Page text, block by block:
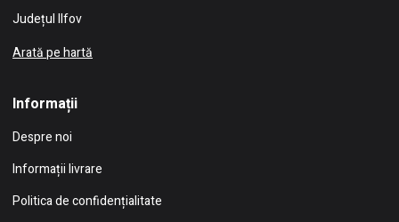
Județul Ilfov
Arată pe hartă
Informații
Despre noi
Informații livrare
Politica de confidențialitate